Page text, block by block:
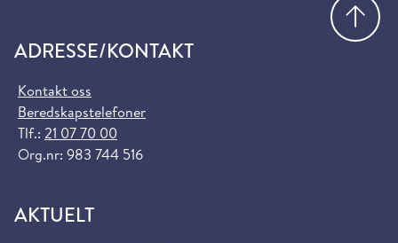
ADRESSE/KONTAKT
Kontakt oss
Beredskapstelefoner
Tlf.: 21 07 70 00
Org.nr: 983 744 516
AKTUELT